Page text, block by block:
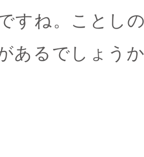
すね。ことし
あるでしょう